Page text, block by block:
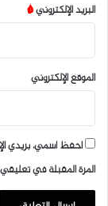
البريد الإلكتروني*
الموقع الإلكتروني
احفظ اسمي، بريدي
المرة المقبلة في